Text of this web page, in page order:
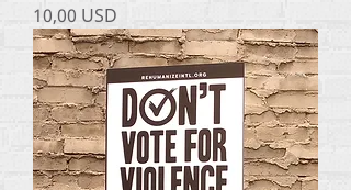
Ціна
10,00 USD